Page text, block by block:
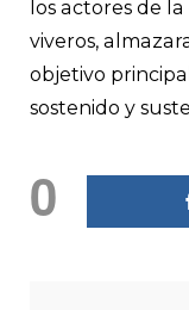
los actores de
viveros,
objetivo
sostenido y
0